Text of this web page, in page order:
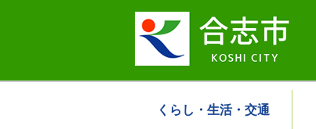
くらし・生活・交通